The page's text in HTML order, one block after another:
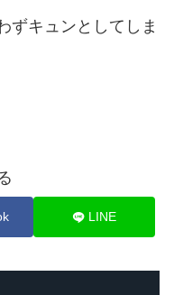
ずキュンとしてしま
LINE